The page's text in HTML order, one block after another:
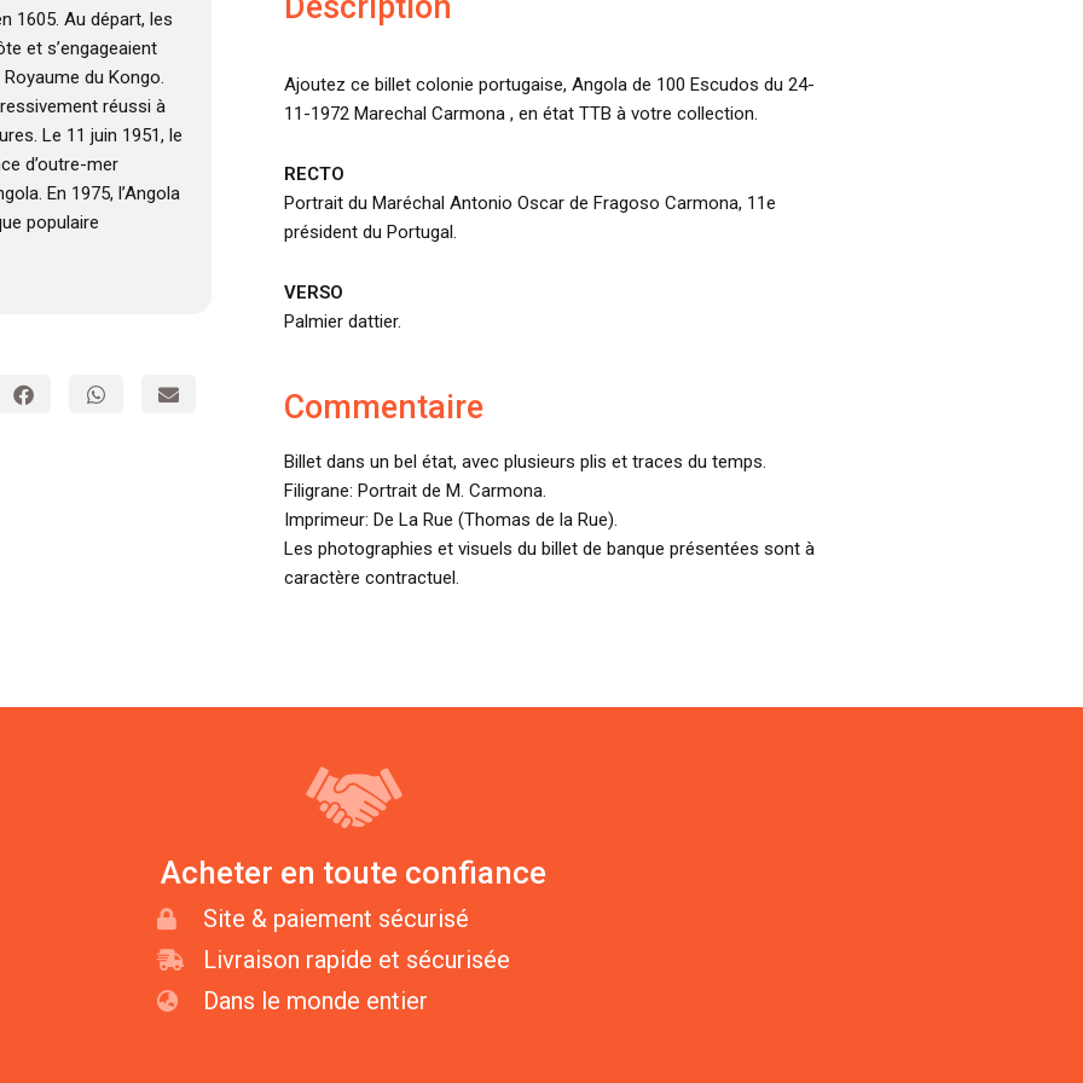
1605. Au départ, les
et s’engageaient
du Kongo.
réussi à
Le 11 juin 1951, le
d’outre-mer
En 1975, l’Angola
populaire
Ajoutez ce billet colonie portugaise, Angola de 100 Escudos du 24-
11-1972 Marechal Carmona , en état TTB à votre collection.
RECTO
Portrait du Maréchal Antonio Oscar de Fragoso Carmona, 11e
président du Portugal.
VERSO
Palmier dattier.
Commentaire
Billet dans un bel état, avec plusieurs plis et traces du temps.
Filigrane: Portrait de M. Carmona.
Imprimeur: De La Rue (Thomas de la Rue).
Les photographies et visuels du billet de banque présentées sont à
caractère contractuel.
Acheter en toute confiance
Site & paiement sécurisé
Livraison rapide et sécurisée
Dans le monde entier